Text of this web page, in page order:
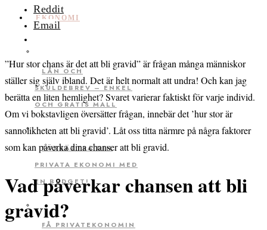
EKONOMI
LÅN OCH
SKULDEBREV – ENKEL
OCH GRATIS MALL
FÖRBÄTTRA DIN
PRIVATA EKONOMI MED
EN BUDGET!
FÅ PRIVATEKONOMIN
Reddit
Email
”Hur stor chans är det att bli gravid” är frågan många människor
ställer sig själv ibland. Det är helt normalt att undra! Och kan jag
berätta en liten hemlighet? Svaret varierar faktiskt för varje individ.
Om vi bokstavligen översätter frågan, innebär det ’hur stor är
sannolikheten att bli gravid’. Låt oss titta närmre på några faktorer
som kan påverka dina chanser att bli gravid.
Vad påverkar chansen att bli
gravid?